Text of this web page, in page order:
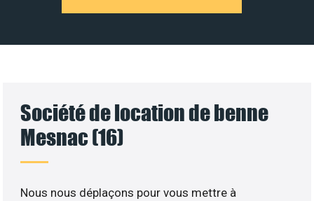
Société de location de benne
Mesnac (16)
Nous nous déplaçons pour vous mettre à